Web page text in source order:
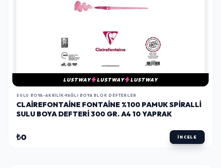
LUSTWAY LUSTWAY LUSTWAY
SULU BOYA-AKRILIK-YAĞLI BOYA BLOK DEFTERLER
CLAIREFONTAINE FONTAINE %100 PAMUK SPIRALLI
SULU BOYA DEFTERI 300 GR. A4 10 YAPRAK
₺0 İNCELE